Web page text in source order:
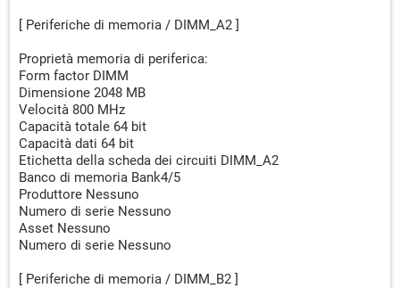
[ Periferiche di memoria / DIMM_A2 ]
Proprietà memoria di periferica:
Form factor DIMM
Dimensione 2048 MB
Velocità 800 MHz
Capacità totale 64 bit
Capacità dati 64 bit
Etichetta della scheda dei circuiti DIMM_A2
Banco di memoria Bank4/5
Produttore Nessuno
Numero di serie Nessuno
Asset Nessuno
Numero di serie Nessuno
[ Periferiche di memoria / DIMM_B2 ]